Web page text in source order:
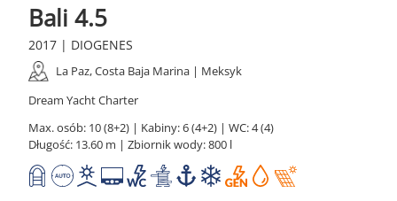
Bali 4.5
2017 | DIOGENES
La Paz, Costa Baja Marina | Meksyk
Dream Yacht Charter
Max. osób: 10 (8+2) | Kabiny: 6 (4+2) | WC: 4 (4)
Długość: 13.60 m | Zbiornik wody: 800 l